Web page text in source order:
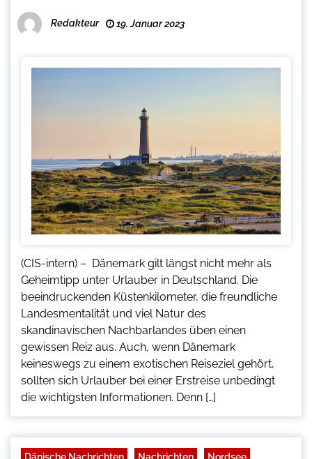
Redakteur 19. Januar 2023
(CIS-intern) – Dänemark gilt längst nicht mehr als
Geheimtipp unter Urlauber in Deutschland. Die
beeindruckenden Küstenkilometer, die freundliche
Landesmentalität und viel Natur des
skandinavischen Nachbarlandes üben einen
gewissen Reiz aus. Auch, wenn Dänemark
keineswegs zu einem exotischen Reiseziel gehört,
sollten sich Urlauber bei einer Erstreise unbedingt
die wichtigsten Informationen. Denn […]
Dänische Nachrichten Nachrichten
Nordsee